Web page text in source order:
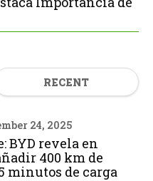
RECENT
24, 2025
BYD revela en
400 km de
minutos de carga